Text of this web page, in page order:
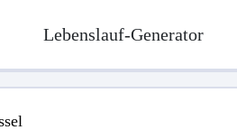
Lebenslauf-Generator